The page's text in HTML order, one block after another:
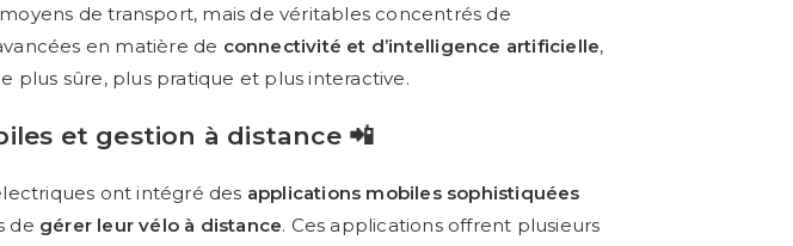
de transport, mais de véritables concentrés de
en matière de connectivité et d’intelligence artificielle,
plus sûre, plus pratique et plus interactive.
et gestion à distance 📲
ont intégré des applications mobiles sophistiquées
de gérer leur vélo à distance. Ces applications offrent plusieurs